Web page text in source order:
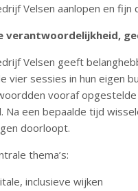
Velsen aanlopen en fijn
verantwoordelijkheid,
Velsen geeft
vier sessies in hun eigen
vooraf
Na een bepaalde tijd
doorloopt.
thema’s:
inclusieve wijken